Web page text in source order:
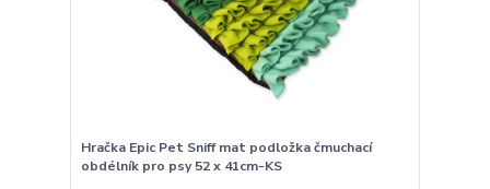
Hračka Epic Pet Sniff mat podložka čmuchací
obdélník pro psy 52 x 41cm-KS